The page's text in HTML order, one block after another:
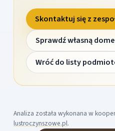
Skontaktuj się z
Sprawdź własną
Wróć do listy
Analiza została wykonana w
lustroczynszowe.pl.